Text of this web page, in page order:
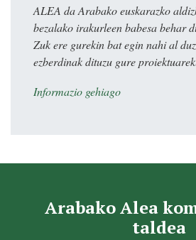
ALEA da Arabako euskarazko
bezalako irakurleen babesa behar
Zuk ere gurekin bat egin nahi al
ezberdinak dituzu gure
Informazio gehiago
Arabako Alea
taldea